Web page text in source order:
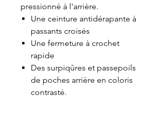
pressionné à l'arrière.
Une ceinture antidérapante à
passants croisés
Une fermeture à crochet
rapide
Des surpiqûres et passepoils
de poches arrière en coloris
contrasté.